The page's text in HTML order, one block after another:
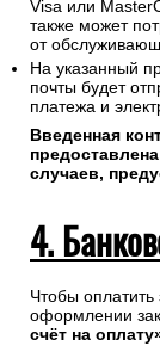
Visa или
также может
от
На указанный
почты будет
платежа и
Введенная
случаев,
4.
Чтобы
оформлении
счёт на